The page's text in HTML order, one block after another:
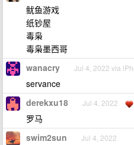
鱿鱼游戏
纸钞屋
毒枭
毒枭墨西哥
wanacry Jul 4, 2022 via
servance
derekxu18 Jul 4, 2022
罗马
swim2sun Jul 4, 2022